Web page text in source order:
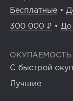
Бесплатные •
300 000 ₽ • До
С быстрой
Лучшие